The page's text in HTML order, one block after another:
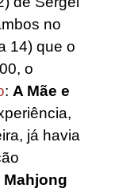
no
14) que o
o
: A Mãe e
já havia
Mahjong